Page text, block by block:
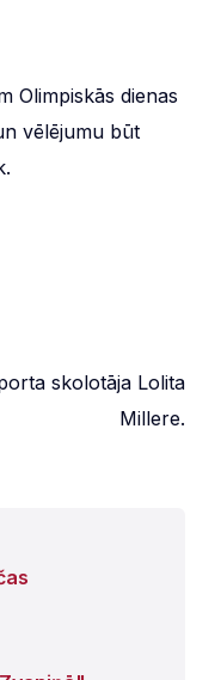
Olimpiskās dienas
vēlējumu būt
skolotāja Lolita
Millere.